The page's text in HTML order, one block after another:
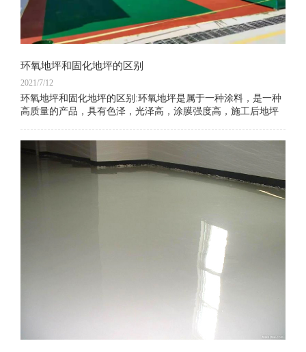
环氧地坪和固化地坪的区别
2021/7/12
环氧地坪和固化地坪的区别:环氧地坪是属于一种涂料，是一种
高质量的产品，具有色泽，光泽高，涂膜强度高，施工后地坪
磨，